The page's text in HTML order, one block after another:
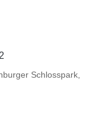
Schlosspark,